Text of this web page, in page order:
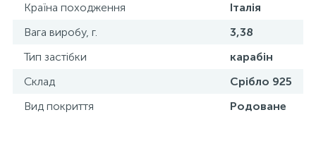
Країна походження
Італія
Вага виробу, г.
3,38
Тип застібки
карабін
Склад
Срібло 925
Вид покриття
Родоване